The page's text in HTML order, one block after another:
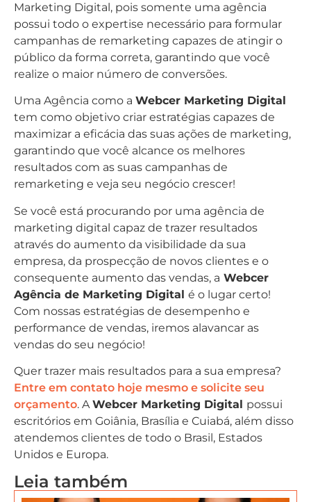
Marketing Digital, pois somente uma agência
possui todo o expertise necessário para formular
campanhas de remarketing capazes de atingir o
público da forma correta, garantindo que você
realize o maior número de conversões.
Uma Agência como a Webcer Marketing Digital
tem como objetivo criar estratégias capazes de
maximizar a eficácia das suas ações de marketing,
garantindo que você alcance os melhores
resultados com as suas campanhas de
remarketing e veja seu negócio crescer!
Se você está procurando por uma agência de
marketing digital capaz de trazer resultados
através do aumento da visibilidade da sua
empresa, da prospecção de novos clientes e o
consequente aumento das vendas, a Webcer
Agência de Marketing Digital é o lugar certo!
Com nossas estratégias de desempenho e
performance de vendas, iremos alavancar as
vendas do seu negócio!
Quer trazer mais resultados para a sua empresa?
Entre em contato hoje mesmo e solicite seu
orçamento. AWebcer Marketing Digital possui
escritórios em Goiânia, Brasília e Cuiabá, além disso
atendemos clientes de todo o Brasil, Estados
Unidos e Europa.
Leia também